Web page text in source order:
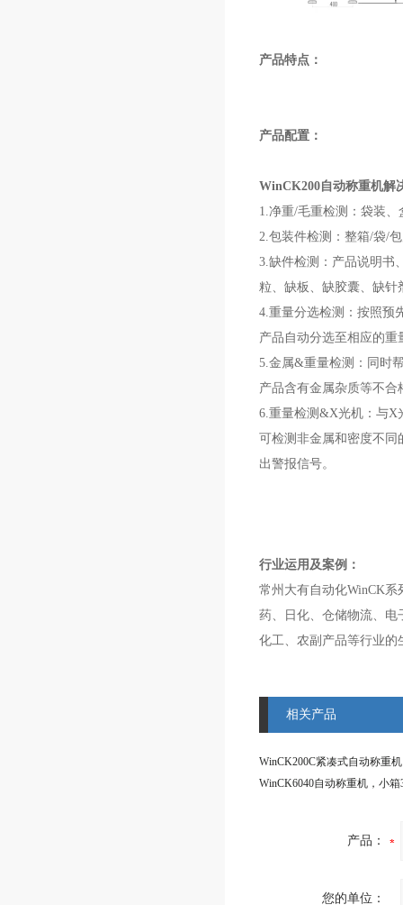
产品特点：
产品配置：
WinCK200自动称重机解
1.净重/毛重检测：袋装
2.包装件检测：整箱/袋/
3.缺件检测：产品说明书
粒、缺板、缺胶囊、缺针
4.重量分选检测：按照预
产品自动分选至相应的重
5.金属&重量检测：同时
产品含有金属杂质等不
6.重量检测&X光机：与X
可检测非金属和密度不同
出警报信号。
行业运用及案例：
常州大有自动化WinCK
药、日化、仓储物流、电
化工、农副产品等行业的
相关产品
WinCK200C紧凑式自动称重
WinCK6040自动称重机，小箱
产品：
您的单位：